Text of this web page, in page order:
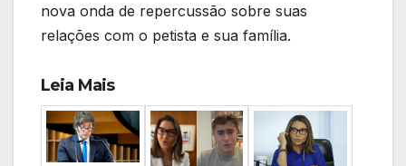
nova onda de repercussão sobre suas
relações com o petista e sua família.
Leia Mais